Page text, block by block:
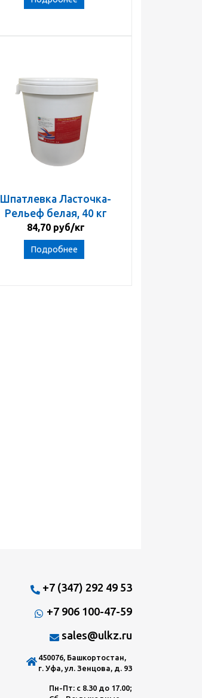
Шпатлевка Ласточка-
Рельеф белая, 40 кг
84,70 руб/кг
Подробнее
+7 (347) 292 49 53
+7 906 100-47-59
sales@ulkz.ru
450076, Башкортостан,
г. Уфа, ул. Зенцова, д. 93
Пн-Пт: с 8.30 до 17.00;